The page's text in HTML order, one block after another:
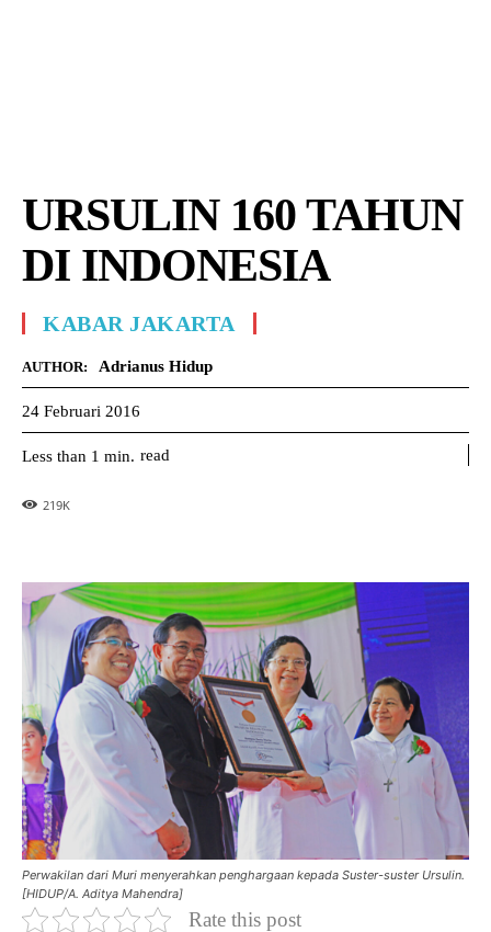
URSULIN 160 TAHUN
DI INDONESIA
KABAR JAKARTA
AUTHOR: Adrianus Hidup
24 Februari 2016
Less than 1 min. read
219K
Perwakilan dari Muri menyerahkan penghargaan kepada Suster-suster Ursulin.
[HIDUP/A. Aditya Mahendra]
Rate this post